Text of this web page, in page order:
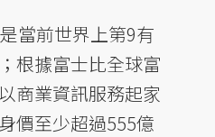
當前世界上第9有
根據富士比全球富
商業資訊服務起家
價至少超過555億